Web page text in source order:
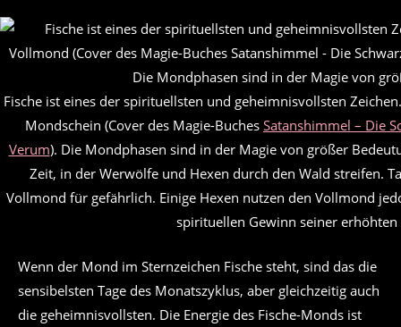
Fische ist eines der spirituellsten und geheimnisvollsten
Mondschein (Cover des Magie-Buches Satanshimmel – Die
Verum). Die Mondphasen sind in der Magie von größer
Zeit, in der Werwölfe und Hexen durch den Wald streifen.
Vollmond für gefährlich. Einige Hexen nutzen den Vollmond
spirituellen Gewinn seiner erhöhten
Wenn der Mond im Sternzeichen Fische steht, sind das die
sensibelsten Tage des Monatszyklus, aber gleichzeitig auch
die geheimnisvollsten. Die Energie des Fische-Monds ist